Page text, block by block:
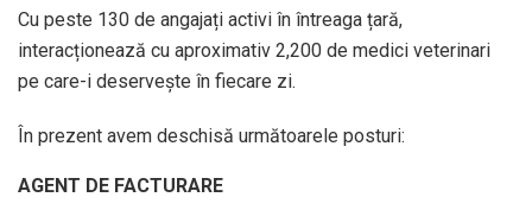
Cu peste 130 de angajați activi în întreaga țară,
interacționează cu aproximativ 2,200 de medici veterinari
pe care-i deservește în fiecare zi.
În prezent avem deschisă următoarele posturi:
AGENT DE FACTURARE